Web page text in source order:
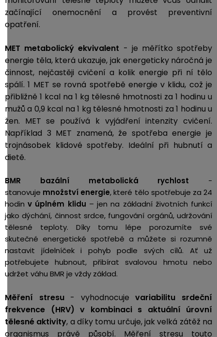
začínající onemocnění a provést preventivní
opatření.
MET metabolický ekvivalent - je měřítko spotřeby
energie těla, která ukazuje, jak energeticky náročná je
činnost, nejčastěji cvičení a kolik energie při ní tělo
spálí. 1 MET se rovná spotřebě energie v klidu, což je
přibližně 1 kcal na 1 kg tělesné hmotnosti za 1 hodinu u
mužů a 0,9 kcal na 1 kg tělesné hmotnosti za 1 hodinu u
žen. MET se používá k vyjádření intenzity cvičení.
Například 3 MET znamená, že spotřeba energie je
trojnásobek klidové spotřeby. Ideální při hubnutí a
dietě.
BMR bazální metabolická rychlost -
stanovuje množství energie, které tělo spotřebuje za 24
hodinv úplném klidu – jen na základní životních funkcí
jako dýchání, činnost srdce, fungování orgánů, udržování
tělesné teploty. Díky tomu lépe porozumíte své
skutečné energetické spotřebě a můžete si rozumně
nastavit jídelníček i pohyb podle svých cílů. Ať už
potřebujete hubnout, přibírat svalovou hmotu nebo
udržet váhu BMR je vždy základ.
Měření stresu- vyhodnocujevariabilitu srdeční
frekvence (HRV) v kombinaci s aktuální úrovní
tělesné aktivity, a díky tomu určuje, jak velká zátěž na
organismus právě působí. Měření stresu touto